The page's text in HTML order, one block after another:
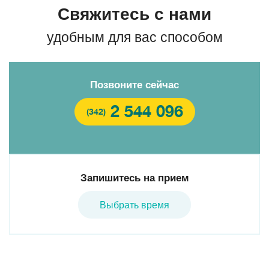
Свяжитесь с нами
удобным для вас способом
Позвоните сейчас
(342) 2 544 096
Запишитесь на прием
Выбрать время